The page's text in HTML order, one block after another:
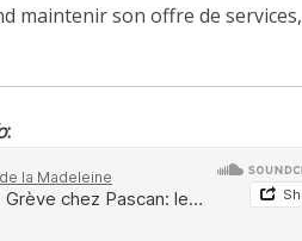
maintenir son offre de services,
: